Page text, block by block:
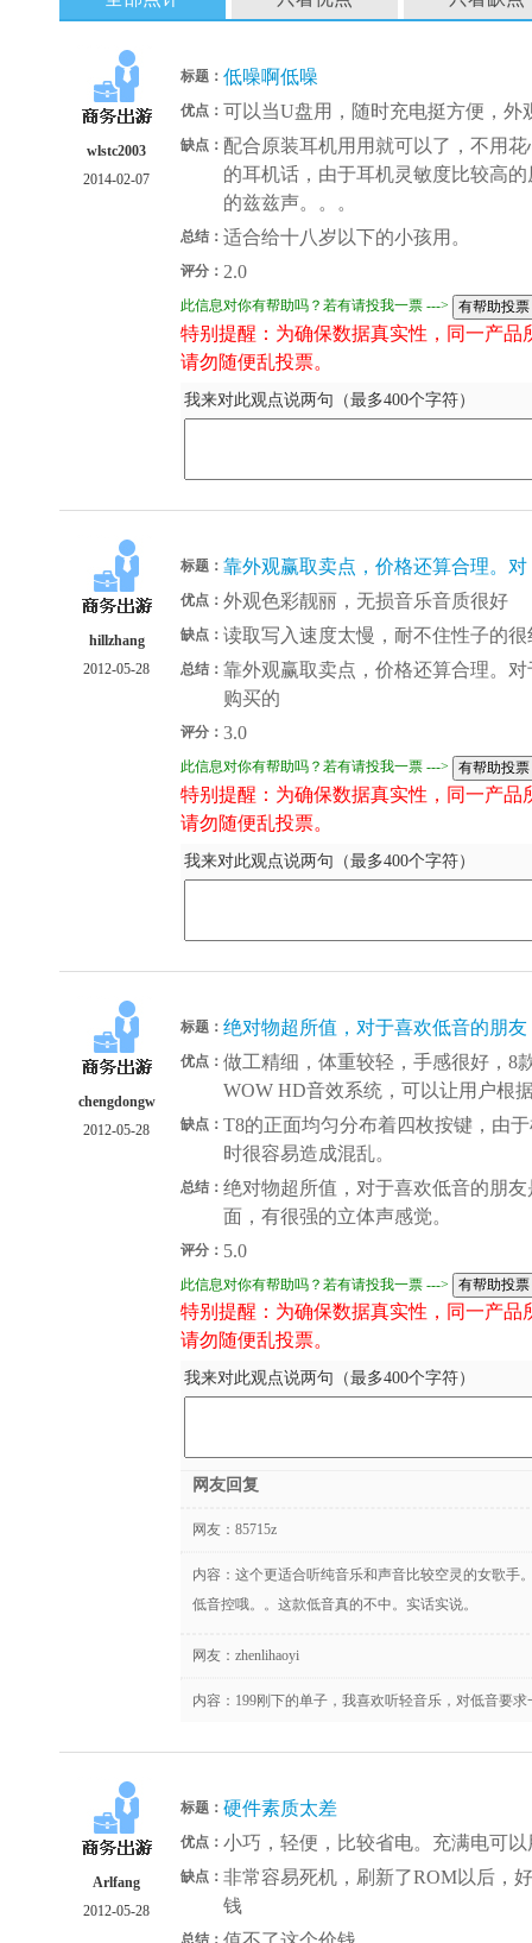
wlstc2003
2014-02-07
标题： 低噪啊低噪
优点： 可以当U盘用，随时充电挺方便，外
缺点： 配合原装耳机用用就可以了，不用
的耳机话，由于耳机灵敏度比较高
的兹兹声。。。
总结： 适合给十八岁以下的小孩用。
评分： 2.0
此信息对你有帮助吗？若有请投我一票 --->
特别提醒：为确保数据真实性，同一产
请勿随便乱投票。
我来对此观点说两句（最多400个字符）
hillzhang
2012-05-28
标题： 靠外观赢取卖点，价格还算合理。对
优点： 外观色彩靓丽，无损音乐音质很好
缺点： 读取写入速度太慢，耐不住性子的
总结： 靠外观赢取卖点，价格还算合理。
购买的
评分： 3.0
此信息对你有帮助吗？若有请投我一票 --->
特别提醒：为确保数据真实性，同一产
请勿随便乱投票。
我来对此观点说两句（最多400个字符）
chengdongw
2012-05-28
标题： 绝对物超所值，对于喜欢低音的朋友
优点： 做工精细，体重较轻，手感很好，8
WOW HD音效系统，可以让用户根
缺点： T8的正面均匀分布着四枚按键，由
时很容易造成混乱。
总结： 绝对物超所值，对于喜欢低音的朋
面，有很强的立体声感觉。
评分： 5.0
此信息对你有帮助吗？若有请投我一票 --->
特别提醒：为确保数据真实性，同一产
请勿随便乱投票。
我来对此观点说两句（最多400个字符）
网友回复
网友： 85715z
内容：这个更适合听纯音乐和声音比较空灵的女歌手
低音控哦。。这款低音真的不中。实话实说。
网友： zhenlihaoyi
内容：199刚下的单子，我喜欢听轻音乐，对低音要求
Arlfang
2012-05-28
标题： 硬件素质太差
优点： 小巧，轻便，比较省电。充满电可以
缺点： 非常容易死机，刷新了ROM以后，
钱